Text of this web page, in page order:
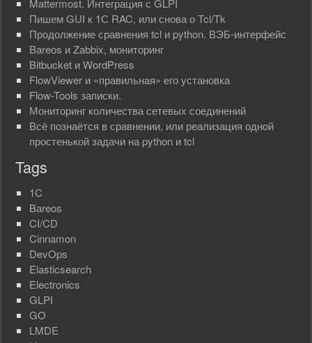
Mattermost. Интеграция с GLPI
Пишем GUI к 1С RAC, или снова о Tcl/Tk
Продолжение сравнения tcl и python. ВЭБ-интерфейс
Bareos и Zabbix, мониторинг
Bitbucket и WordPress
FlowViewer и «правильная» его установка
Flow-Tools записки.
Мониторинг количества сетевых соединений
Всё познаётся в сравнении, или реализация одной
простенькой задачи на python и tcl
Tags
1C
Bareos
CI/CD
Cinnamon
DevOps
Elasticsearch
Electronics
GLPI
GO
LMDE